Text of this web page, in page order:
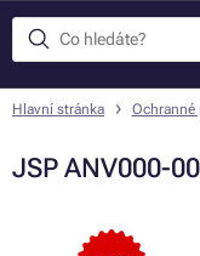
Hlavní stránka Ochranné
JSP ANV000-